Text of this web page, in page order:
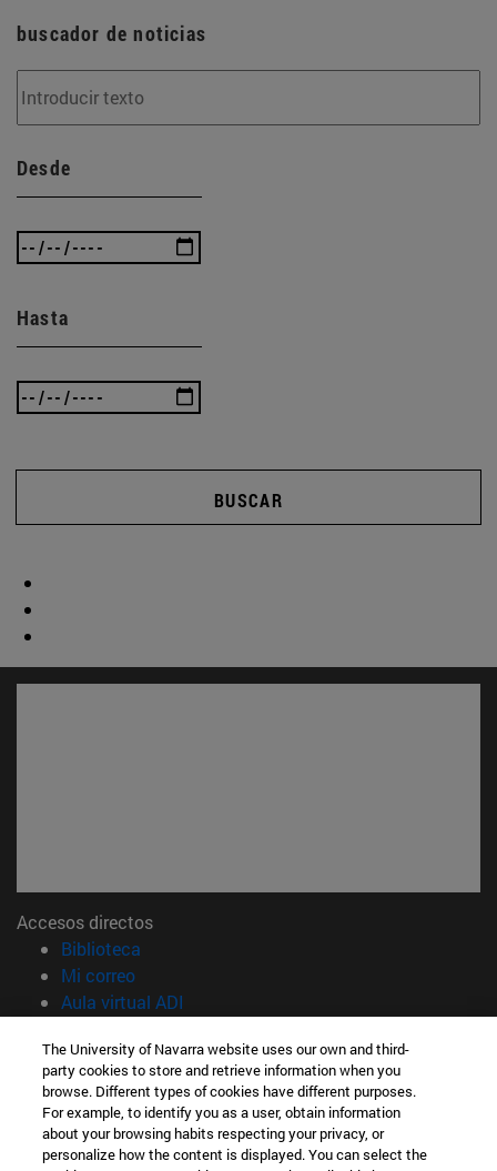
buscador de noticias
Desde
Hasta
BUSCAR
Accesos directos
Biblioteca
Mi correo(abre en nueva ventana)
Aula virtual ADI
Trabaja con nosotros(abre en nueva ventana)
Información
TFNO +34 914 514 341
¿QUÉ MÁSTER TE INTERESA?
The University of Navarra website uses our own and third-
party cookies to store and retrieve information when you
browse. Different types of cookies have different purposes.
For example, to identify you as a user, obtain information
about your browsing habits respecting your privacy, or
personalize how the content is displayed. You can select the